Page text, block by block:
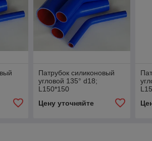
Патрубок силиконовый
угловой 135° d18;
L150*150
Цену уточняйте